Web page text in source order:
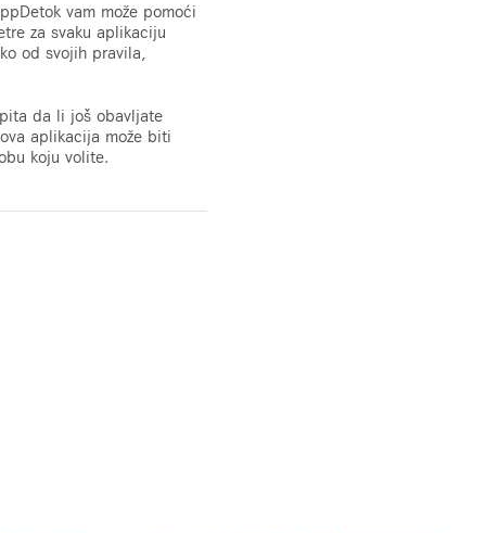
vam može pomoći
za svaku aplikaciju
od svojih pravila,
da li još obavljate
aplikacija može biti
koju volite.